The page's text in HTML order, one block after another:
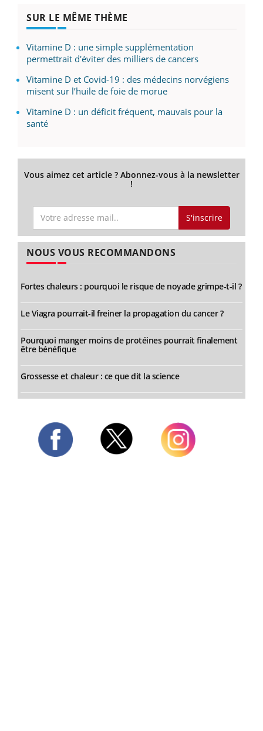
SUR LE MÊME THÈME
Vitamine D : une simple supplémentation
permettrait d'éviter des milliers de cancers
Vitamine D et Covid-19 : des médecins norvégiens
misent sur l’huile de foie de morue
Vitamine D : un déficit fréquent, mauvais pour la
santé
Vous aimez cet article ? Abonnez-vous à la newsletter
!
S'inscrire
NOUS VOUS RECOMMANDONS
Fortes chaleurs : pourquoi le risque de noyade grimpe-t-il ?
Le Viagra pourrait-il freiner la propagation du cancer ?
Pourquoi manger moins de protéines pourrait finalement
être bénéfique
Grossesse et chaleur : ce que dit la science